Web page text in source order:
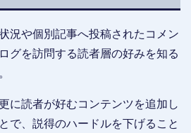
況や個別記事へ投稿されたコメン
グを訪問する読者層の好みを知る
に読者が好むコンテンツを追加し
で、説得のハードルを下げること